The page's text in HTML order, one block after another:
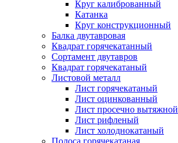
Круг калиброванный
Катанка
Круг конструкционный
Балка двутавровая
Квадрат горячекатанный
Сортамент двутавров
Квадрат горячекатаный
Листовой металл
Лист горячекатаный
Лист оцинкованный
Лист просечно вытяжной
Лист рифленый
Лист холоднокатаный